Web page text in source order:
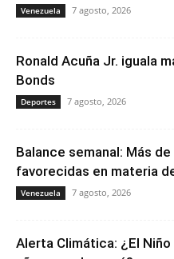
Venezuela 7 agosto, 2026
Ronald Acuña Jr. iguala
Bonds
Deportes 7 agosto, 2026
Balance semanal: Más
favorecidas en materia
Venezuela 7 agosto, 2026
Alerta Climática: ¿El